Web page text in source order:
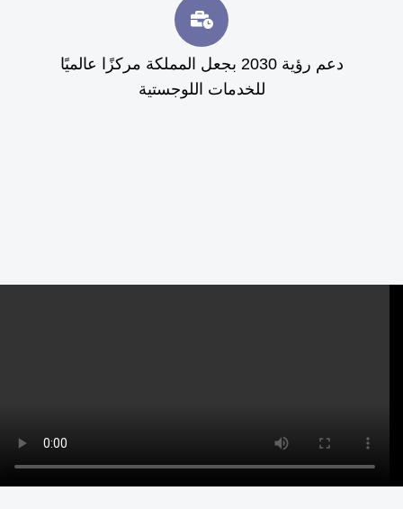
دعم رؤية 2030 بجعل المملكة مركزًا عالميًا
للخدمات اللوجستية